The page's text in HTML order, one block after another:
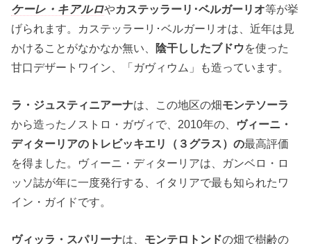
ケーレ・キアルロやカステッラーリ･ベルガーリオ等が挙
げられます。カステッラーリ･ベルガーリオは、近年は見
かけることがなかなか無い、 陰干ししたブドウを使った
甘口デザートワイン、「ガヴィウム」も造っています。
ラ・ジュスティニアーナは、この地区の畑モンテソーラ
から造ったノストロ・ガヴィで、2010年の、 ヴィーニ・
ディターリアのトレビッキエリ（３グラス）の最高評価
を得ました。ヴィーニ・ディターリアは、ガンベロ・ロ
ッソ誌が年に一度発行する、イタリアで最も知られたワ
イン・ガイドです。
ヴィッラ・スパリーナは、 モンテロトンドの畑で樹齢の